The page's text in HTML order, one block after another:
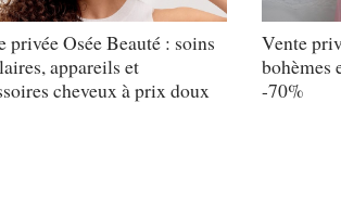
privée Osée Beauté : soins
appareils et
cheveux à prix doux
Vente
bohèmes
-70%